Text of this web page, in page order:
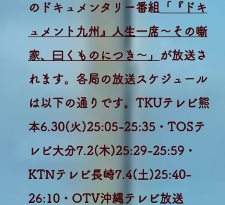
のドキュメンタリー番組
「『ドキ
ュメント九州』人生一席～その噺
家、曰くものにつき～」
が放送さ
れます。各局の放送スケジュール
は以下の通りです。TKUテレビ熊
本6.30(火)25:05-25:35・TOSテ
レビ大分7.2(木)25:29-25:59・
KTNテレビ長崎7.4(土)25:40-
26:10・OTV沖縄テレビ放送